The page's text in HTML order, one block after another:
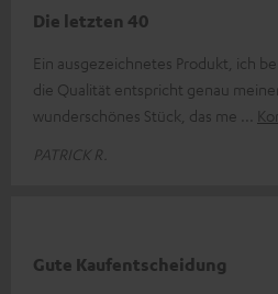
Die letzten 40
Ein ausgezeichnetes Produkt, ich
die Qualität entspricht genau
wunderschönes Stück, das me
PATRICK R.
Gute Kaufentscheidung